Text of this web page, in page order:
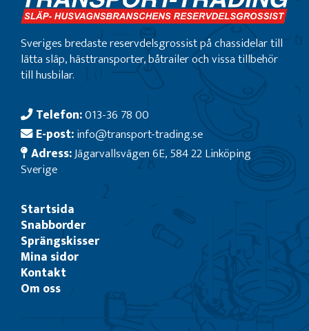
Sveriges bredaste reservdelsgrossist på chassidelar till
lätta släp, hästtransporter, båtrailer och vissa tillbehör
till husbilar.
Telefon:013-36 78 00
E-post:info@transport-trading.se
Adress:Jägarvallsvägen 6E, 584 22 Linköping
Sverige
Startsida
Snabborder
Sprängskisser
Mina sidor
Kontakt
Om oss